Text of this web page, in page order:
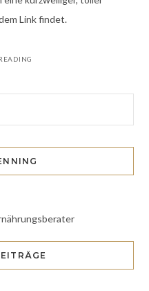
Link findet.